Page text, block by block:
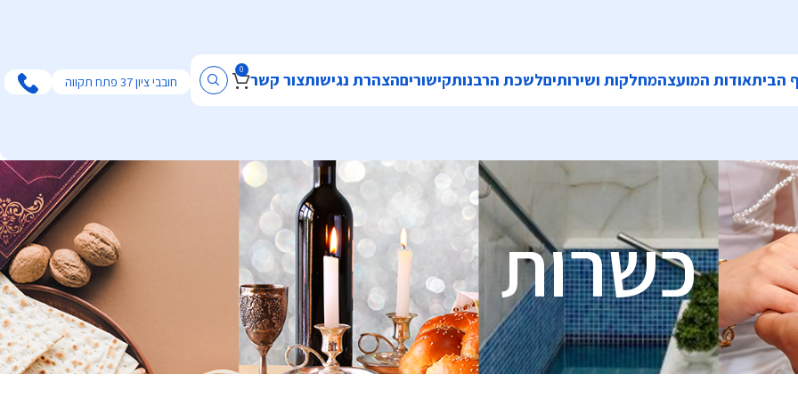
הביתאודות המועצהמחלקות ושירותיםלשכת הרבנותקישוריםהצהרת נגישותצור קשר 0
חובבי ציון 37 פתח תקווה
כשרות